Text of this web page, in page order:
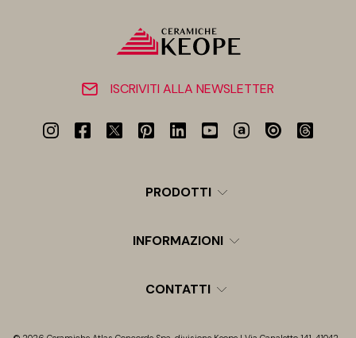
ISCRIVITI ALLA NEWSLETTER
PRODOTTI
INFORMAZIONI
CONTATTI